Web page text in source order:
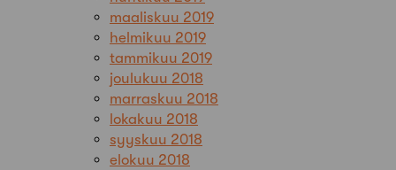
maaliskuu 2019
helmikuu 2019
tammikuu 2019
joulukuu 2018
marraskuu 2018
lokakuu 2018
syyskuu 2018
elokuu 2018